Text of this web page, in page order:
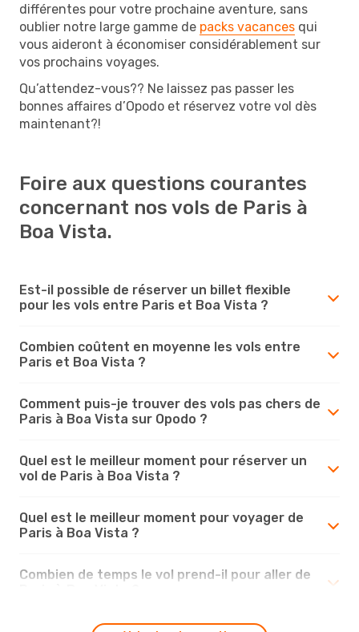
différentes pour votre prochaine aventure, sans
oublier notre large gamme de packs vacances qui
vous aideront à économiser considérablement sur
vos prochains voyages.
Qu’attendez-vous?? Ne laissez pas passer les
bonnes affaires d’Opodo et réservez votre vol dès
maintenant?!
Foire aux questions courantes
concernant nos vols de Paris à
Boa Vista.
Est-il possible de réserver un billet flexible
pour les vols entre Paris et Boa Vista ?
Combien coûtent en moyenne les vols entre
Paris et Boa Vista ?
Comment puis-je trouver des vols pas chers de
Paris à Boa Vista sur Opodo ?
Quel est le meilleur moment pour réserver un
vol de Paris à Boa Vista ?
Quel est le meilleur moment pour voyager de
Paris à Boa Vista ?
Combien de temps le vol prend-il pour aller de